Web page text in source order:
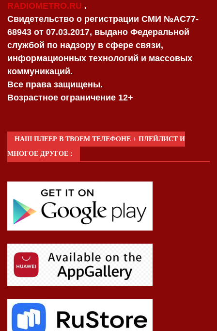
RADIOMETRO.RU .
Свидетельство о регистрации СМИ №AC77-
68943 от 07.03.2017, выдано Федеральной
службой по надзору в сфере связи,
информационных технологий и массовых
коммуникаций.
Все права защищены.
Возрастное ограничение 12+
НАШ ПЛЕЕР В ТВОЕМ ТЕЛЕФОНЕ + ПЛЕЙЛИСТ И
МНОГОЕ ДРУГОЕ :